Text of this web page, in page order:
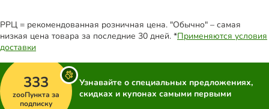
РРЦ = рекомендованная розничная цена. "Обычно" – самая
низкая цена товара за последние 30 дней. *Применяются условия
доставки
333
zooПункта за
подписку
Узнавайте о специальных предложениях,
скидках и купонах самыми первыми